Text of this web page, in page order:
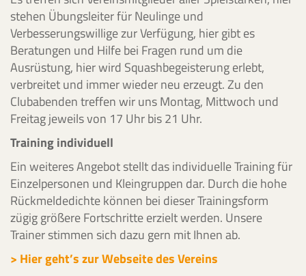
stehen Übungsleiter für Neulinge und
Verbesserungswillige zur Verfügung, hier gibt es
Beratungen und Hilfe bei Fragen rund um die
Ausrüstung, hier wird Squashbegeisterung erlebt,
verbreitet und immer wieder neu erzeugt. Zu den
Clubabenden treffen wir uns Montag, Mittwoch und
Freitag jeweils von 17 Uhr bis 21 Uhr.
Training individuell
Ein weiteres Angebot stellt das individuelle Training für
Einzelpersonen und Kleingruppen dar. Durch die hohe
Rückmeldedichte können bei dieser Trainingsform
zügig größere Fortschritte erzielt werden. Unsere
Trainer stimmen sich dazu gern mit Ihnen ab.
> Hier geht’s zur Webseite des Vereins